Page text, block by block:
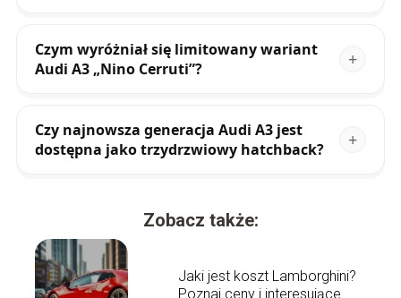
Czym wyróżniał się limitowany wariant
Audi A3 „Nino Cerruti”?
Czy najnowsza generacja Audi A3 jest
dostępna jako trzydrzwiowy hatchback?
Zobacz także:
Jaki jest koszt Lamborghini?
Poznaj ceny i interesujące